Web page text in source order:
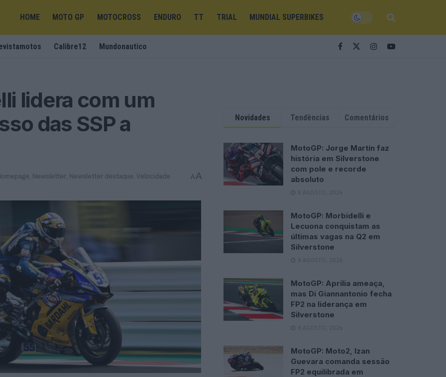
HOME MOTO GP MOTOCROSS ENDURO TT TRIAL MUNDIAL SUPERBIKES
Calibre12 Mundonautico
lidera com um
das SSP a
Newsletter Newsletter destaque Velocidade AA
Novidades Tendências Comentários
MotoGP: Jorge Martín faz
história em Silverstone
com pole e recorde
absoluto
8 AGOSTO, 2026
MotoGP: Morbidelli e
Lecuona conquistam as
últimas vagas na Q2 em
Silverstone
8 AGOSTO, 2026
MotoGP: Aprilia ameaça,
mas Di Giannantonio fecha
FP2 na liderança em
Silverstone
8 AGOSTO, 2026
MotoGP: Moto2, Izan
Guevara comanda sessão
FP2 equilibrada em